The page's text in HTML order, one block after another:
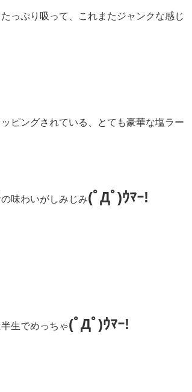
っぷり吸って、これまたジャンクな感じ
ッピングされている、とても豪華な塩ラー
味わいがしみじみ(ﾟДﾟ)ｳﾏｰ!
生でめっちゃ(ﾟДﾟ)ｳﾏｰ!